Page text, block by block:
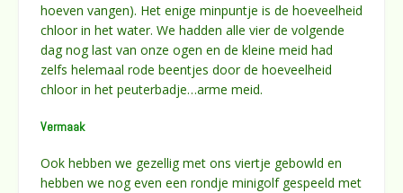
hoeven vangen). Het enige minpuntje is de hoeveelheid
chloor in het water. We hadden alle vier de volgende
dag nog last van onze ogen en de kleine meid had
zelfs helemaal rode beentjes door de hoeveelheid
chloor in het peuterbadje…arme meid.
Vermaak
Ook hebben we gezellig met ons viertje gebowld en
hebben we nog even een rondje minigolf gespeeld met